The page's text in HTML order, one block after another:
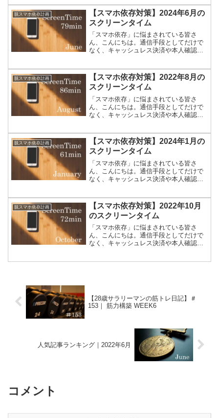
よね。毎日死ぬほど忙しいのにスマホば
かりいじってしまう私たちが...
脱スマホ依存計画
【スマホ依存対策】2024年6月の
スクリーンタイム
「スマホ依存」に悩まされている皆さ
ん、こんにちは。通信手段としてだけで
なく、キャッシュレス決済や本人確認の
よね。毎日死ぬほど忙しいのにスマホば
かりいじってしまう私たちが...
脱スマホ依存計画
【スマホ依存対策】2022年8月の
スクリーンタイム
「スマホ依存」に悩まされている皆さ
ん、こんにちは。通信手段としてだけで
なく、キャッシュレス決済や本人確認の
よね。毎日死ぬほど忙しいのにスマホば
かりいじってしまう私たちが...
脱スマホ依存計画
【スマホ依存対策】2024年1月の
スクリーンタイム
「スマホ依存」に悩まされている皆さ
ん、こんにちは。通信手段としてだけで
なく、キャッシュレス決済や本人確認の
よね。毎日死ぬほど忙しいのにスマホば
かりいじってしまう私たちが...
脱スマホ依存計画
【スマホ依存対策】2022年10月
のスクリーンタイム
「スマホ依存」に悩まされている皆さ
ん、こんにちは。通信手段としてだけで
なく、キャッシュレス決済や本人確認の
【28歳サラリーマンの筋トレ日記】＃
153｜ 筋力構築 WEEK6
人気記事ランキング｜2022年6月
コメント